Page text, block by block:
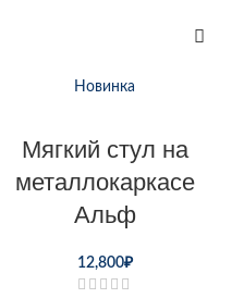
Новинка
Мягкий стул на
металлокаркасе
Альф
12,800₽